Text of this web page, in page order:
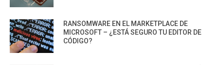
RANSOMWARE EN EL MARKETPLACE DE
MICROSOFT – ¿ESTÁ SEGURO TU EDITOR DE
CÓDIGO?